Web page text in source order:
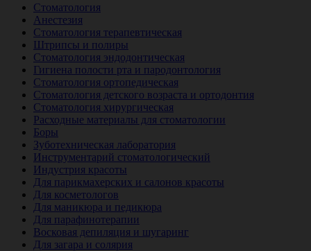
Стоматология
Анестезия
Стоматология терапевтическая
Штрипсы и полиры
Стоматология эндодонтическая
Гигиена полости рта и пародонтология
Стоматология ортопедическая
Стоматология детского возраста и ортодонтия
Стоматология хирургическая
Расходные материалы для стоматологии
Боры
Зуботехническая лаборатория
Инструментарий стоматологический
Индустрия красоты
Для парикмахерских и салонов красоты
Для косметологов
Для маникюра и педикюра
Для парафинотерапии
Восковая депиляция и шугаринг
Для загара и солярия